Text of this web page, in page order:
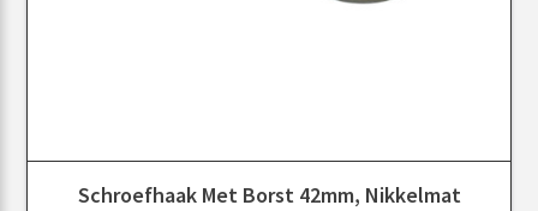
Schroefhaak Met Borst 42mm, Nikkelmat